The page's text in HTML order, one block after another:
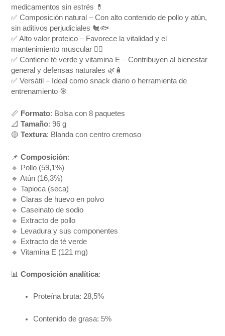
medicamentos sin estrés 💊
✅ Composición natural – Con alto contenido de pollo y atún,
sin aditivos perjudiciales 🐔🐟
✅ Alto valor proteico – Favorece la vitalidad y el
mantenimiento muscular 🏋️‍♂️
✅ Contiene té verde y vitamina E – Contribuyen al bienestar
general y defensas naturales 🌿🧴
✅ Versátil – Ideal como snack diario o herramienta de
entrenamiento 🎯
📏 Formato: Bolsa con 8 paquetes
📐Tamaño: 96 g
🟡Textura: Blanda con centro cremoso
📌Composición:
🔹 Pollo (59,1%)
🔹 Atún (16,3%)
🔹 Tapioca (seca)
🔹 Claras de huevo en polvo
🔹 Caseinato de sodio
🔹 Extracto de pollo
🔹 Levadura y sus componentes
🔹 Extracto de té verde
🔹 Vitamina E (121 mg)
📊Composición analítica:
Proteína bruta: 28,5%
Contenido de grasa: 5%